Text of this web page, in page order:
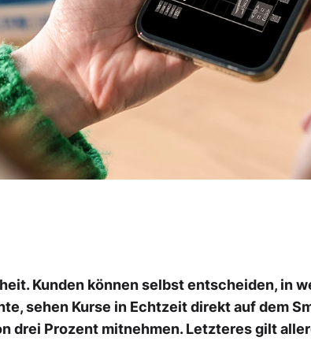
Kunden können selbst entscheiden, in
sehen Kurse in Echtzeit direkt auf dem
drei Prozent mitnehmen. Letzteres gilt